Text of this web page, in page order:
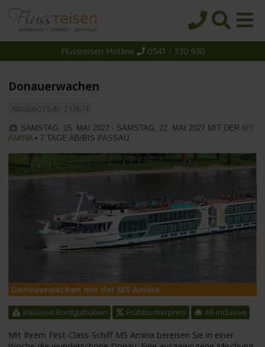
Reedereien
Schiffe
Suche
Flussreisen Hotline 0541 / 330 930
Donauerwachen
ANGEBOTS-ID: 217674
SAMSTAG, 15. MAI 2027 - SAMSTAG, 22. MAI 2027 MIT DER MS
AMINA • 7 TAGE AB/BIS PASSAU
Donauerwachen mit der MS Amina
Inklusive Bordguthaben Frühbucherpreis All-Inclusive
Mit Ihrem First-Class-Schiff MS Amina bereisen Sie in einer